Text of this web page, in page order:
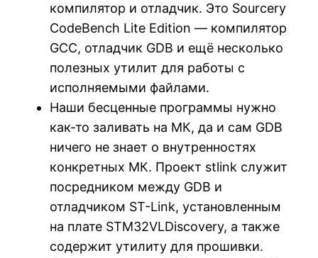
компилятор и отладчик. Это Sourcery
CodeBench Lite Edition — компилятор
GCC, отладчик GDB и ещё несколько
полезных утилит для работы с
исполняемыми файлами.
Наши бесценные программы нужно
как-то заливать на МК, да и сам GDB
ничего не знает о внутренностях
конкретных МК. Проект stlink служит
посредником между GDB и
отладчиком ST-Link, установленным
на плате STM32VLDiscovery, а также
содержит утилиту для прошивки.